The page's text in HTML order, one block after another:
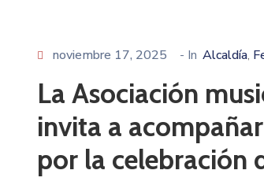
noviembre 17, 2025 - In Alcaldía‚
La Asociación
invita a
por la celebración